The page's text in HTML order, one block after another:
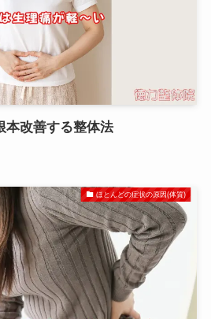
本改善する整体法
ほとんどの症状の原因(体質)